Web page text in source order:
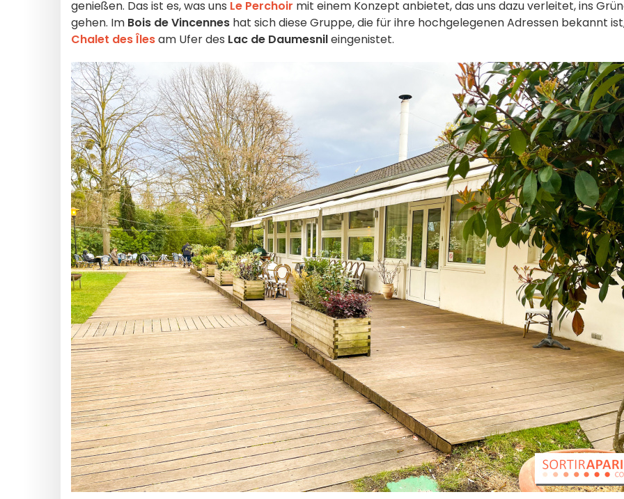
genießen. Das ist es, was uns Le Perchoir mit einem Konzept anbietet, das uns dazu verleitet, ins
gehen. Im Bois de Vincennes hat sich diese Gruppe, die für ihre hochgelegenen Adressen bekannt
Chalet des Îlesam Ufer des Lac de Daumesnileingenistet.